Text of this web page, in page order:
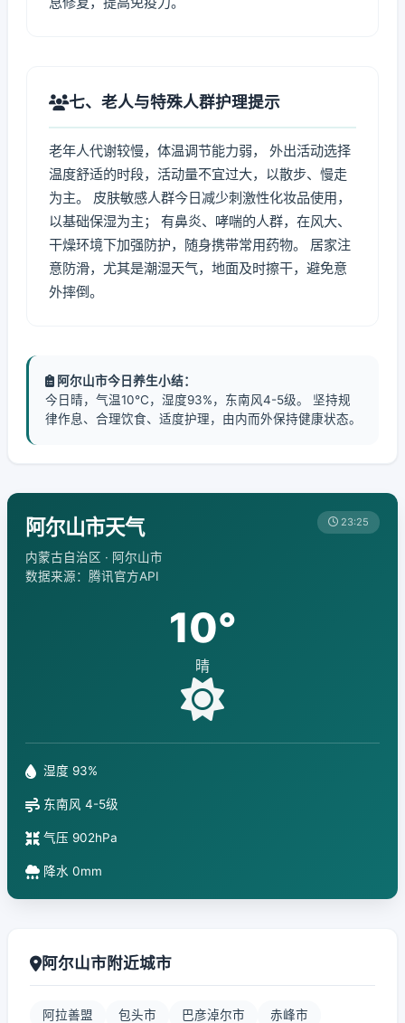
七、老人与特殊人群护理提示
老年人代谢较慢，体温调节能力弱， 外出活动选择
温度舒适的时段，活动量不宜过大，以散步、慢走
为主。 皮肤敏感人群今日减少刺激性化妆品使用，
以基础保湿为主； 有鼻炎、哮喘的人群，在风大、
干燥环境下加强防护，随身携带常用药物。 居家注
意防滑，尤其是潮湿天气，地面及时擦干，避免意
外摔倒。
阿尔山市今日养生小结：
今日晴，气温10℃，湿度93%，东南风4-5级。 坚持规
律作息、合理饮食、适度护理，由内而外保持健康状态。
阿尔山市天气
内蒙古自治区 · 阿尔山市
数据来源：腾讯官方API
23:25
10°
晴
湿度 93%
东南风 4-5级
气压 902hPa
降水 0mm
阿尔山市附近城市
阿拉善盟 包头市 巴彦淖尔市 赤峰市